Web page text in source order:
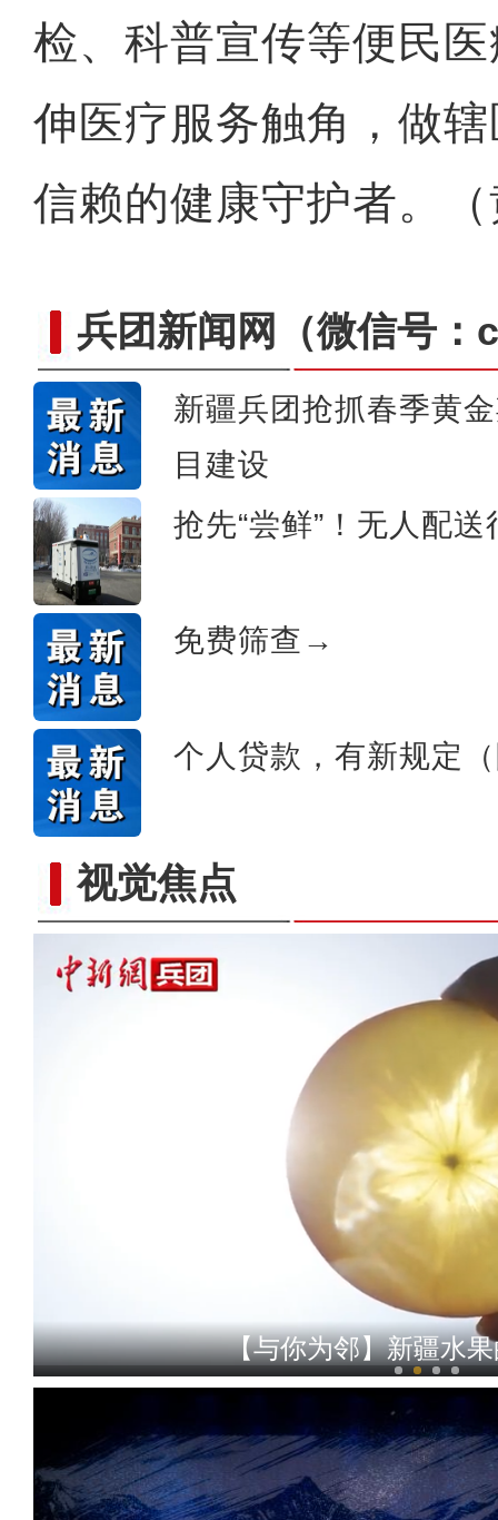
检、科普宣传等便民
伸医疗服务触角，做
信赖的健康守护者。
兵团新闻网 （微信号
新疆兵团抢抓春季黄
目建设
抢先“尝鲜”！无人配
免费筛查→
个人贷款，有新规定
视觉焦点
侨乡故事 | 喀什土陶技艺
【与你为邻】俄罗斯博士后
【与你为邻】新疆水